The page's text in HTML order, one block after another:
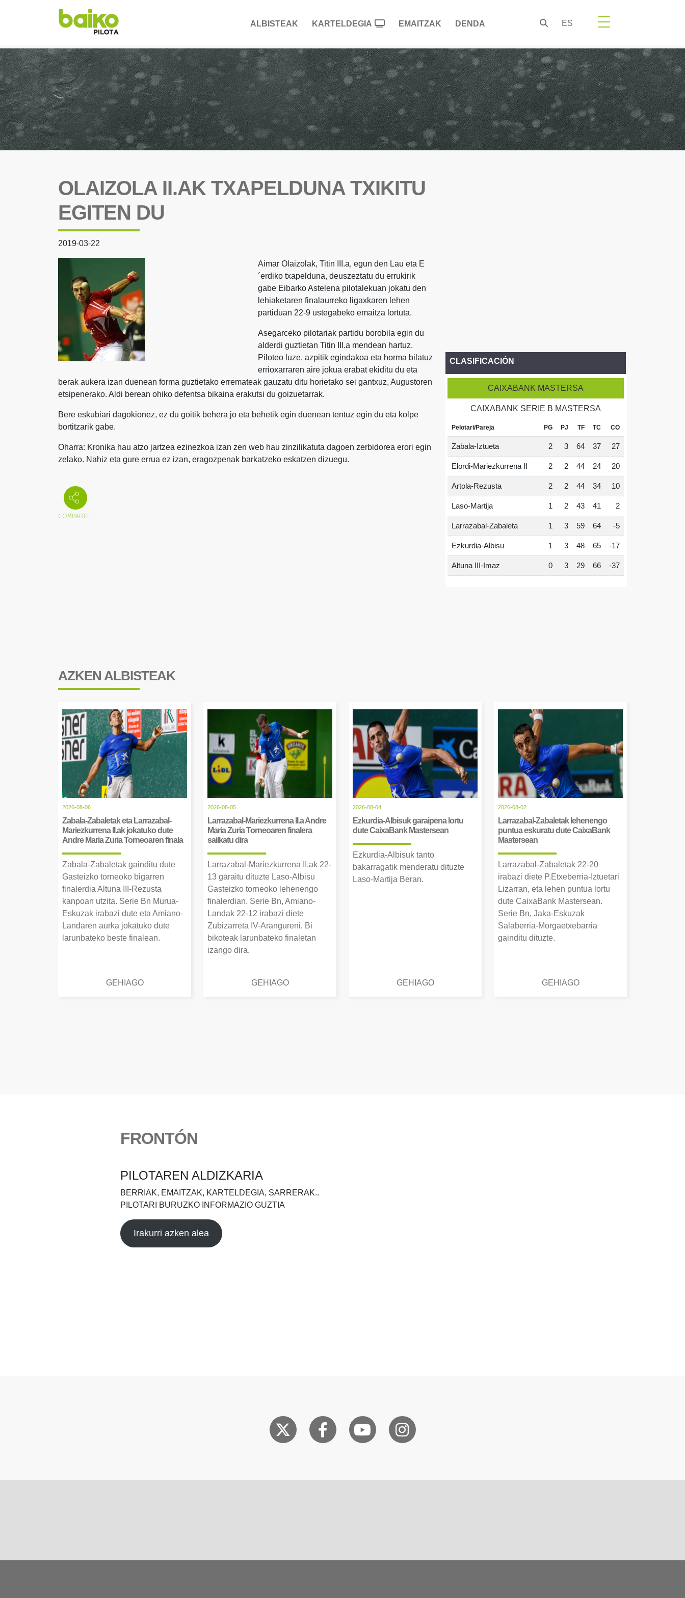
ALBISTEAK KARTELDEGIA EMAITZAK DENDA ES
OLAIZOLA II.AK TXAPELDUNA TXIKITU
EGITEN DU
2019-03-22
Aimar Olaizolak, Titin III.a, egun den Lau eta E
´erdiko txapelduna, deuszeztatu du errukirik
gabe Eibarko Astelena pilotalekuan jokatu den
lehiaketaren finalaurreko ligaxkaren lehen
partiduan 22-9 ustegabeko emaitza lortuta.
Asegarceko pilotariak partidu borobila egin du
alderdi guztietan Titin III.a mendean hartuz.
Piloteo luze, azpitik egindakoa eta horma bilatuz
errioxarraren aire jokua erabat ekiditu du eta
berak aukera izan duenean forma guztietako erremateak gauzatu ditu horietako sei gantxuz, Augustoren
etsipenerako. Aldi berean ohiko defentsa bikaina erakutsi du goizuetarrak.
Bere eskubiari dagokionez, ez du goitik behera jo eta behetik egin duenean tentuz egin du eta kolpe
bortitzarik gabe.
Oharra: Kronika hau atzo jartzea ezinezkoa izan zen web hau zinzilikatuta dagoen zerbidorea erori egin
zelako. Nahiz eta gure errua ez izan, eragozpenak barkatzeko eskatzen dizuegu.
CLASIFICACIÓN
CAIXABANK MASTERSA
CAIXABANK SERIE B MASTERSA
Pelotari/Pareja PG PJ TF TC CO
Zabala-Iztueta 2 3 64 37 27
Elordi-Mariezkurrena II 2 2 44 24 20
Artola-Rezusta 2 2 44 34 10
Laso-Martija 1 2 43 41 2
Larrazabal-Zabaleta 1 3 59 64 -5
Ezkurdia-Albisu 1 3 48 65 -17
Altuna III-Imaz 0 3 29 66 -37
AZKEN ALBISTEAK
2026-08-06
Zabala-Zabaletak eta Larrazabal-
Mariezkurrena II.ak jokatuko dute
Andre Maria Zuria Torneoaren finala
Zabala-Zabaletak gainditu dute
Gasteizko torneoko bigarren
finalerdia Altuna III-Rezusta
kanpoan utzita. Serie Bn Murua-
Eskuzak irabazi dute eta Amiano-
Landaren aurka jokatuko dute
larunbateko beste finalean.
GEHIAGO
2026-08-05
Larrazabal-Mariezkurrena II.a Andre
Maria Zuria Torneoaren finalera
sailkatu dira
Larrazabal-Mariezkurrena II.ak 22-
13 garaitu dituzte Laso-Albisu
Gasteizko torneoko lehenengo
finalerdian. Serie Bn, Amiano-
Landak 22-12 irabazi diete
Zubizarreta IV-Arangureni. Bi
bikoteak larunbateko finaletan
izango dira.
GEHIAGO
2026-08-04
Ezkurdia-Albisuk garaipena lortu
dute CaixaBank Mastersean
Ezkurdia-Albisuk tanto
bakarragatik menderatu dituzte
Laso-Martija Beran.
GEHIAGO
2026-08-02
Larrazabal-Zabaletak lehenengo
puntua eskuratu dute CaixaBank
Mastersean
Larrazabal-Zabaletak 22-20
irabazi diete P.Etxeberria-Iztuetari
Lizarran, eta lehen puntua lortu
dute CaixaBank Mastersean.
Serie Bn, Jaka-Eskuzak
Salaberria-Morgaetxebarria
gainditu dituzte.
GEHIAGO
FRONTÓN
PILOTAREN ALDIZKARIA
BERRIAK, EMAITZAK, KARTELDEGIA, SARRERAK..
PILOTARI BURUZKO INFORMAZIO GUZTIA
Irakurri azken alea